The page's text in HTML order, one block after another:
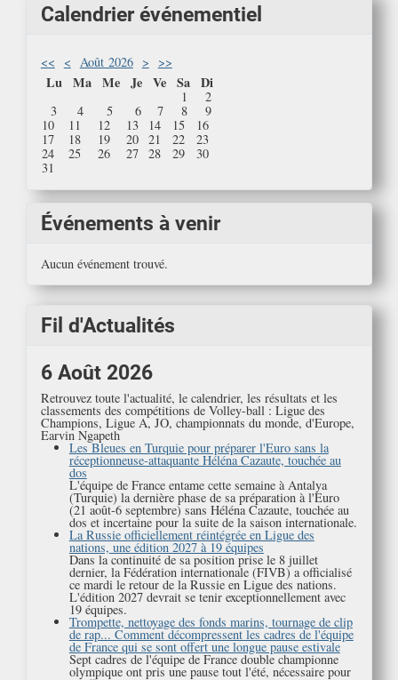
Calendrier événementiel
<< < Août 2026 > >>
Lu Ma Me Je Ve Sa Di
1
2
3
4 5 6 7 8
9
10
11 12 13 14 15
16
17
18 19 20 21 22
23
24
25 26 27 28 29
30
31
Événements à venir
Aucun événement trouvé.
Fil d'Actualités
6 Août 2026
Retrouvez toute l'actualité, le calendrier, les résultats et les
classements des compétitions de Volley-ball : Ligue des
Champions, Ligue A, JO, championnats du monde, d'Europe,
Earvin Ngapeth
Les Bleues en Turquie pour préparer l'Euro sans la
réceptionneuse-attaquante Héléna Cazaute, touchée au
dos
L'équipe de France entame cette semaine à Antalya
(Turquie) la dernière phase de sa préparation à l'Euro
(21 août-6 septembre) sans Héléna Cazaute, touchée au
dos et incertaine pour la suite de la saison internationale.
La Russie officiellement réintégrée en Ligue des
nations, une édition 2027 à 19 équipes
Dans la continuité de sa position prise le 8 juillet
dernier, la Fédération internationale (FIVB) a officialisé
ce mardi le retour de la Russie en Ligue des nations.
L'édition 2027 devrait se tenir exceptionnellement avec
19 équipes.
Trompette, nettoyage des fonds marins, tournage de clip
de rap... Comment décompressent les cadres de l'équipe
de France qui se sont offert une longue pause estivale
Sept cadres de l'équipe de France double championne
olympique ont pris une pause tout l'été, nécessaire pour